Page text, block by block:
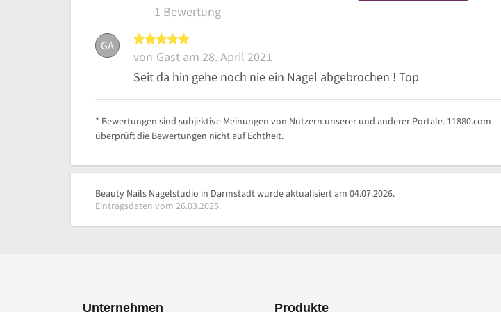
1 Bewertung
GA
von Gast am 28. April 2021
Seit da hin gehe noch nie ein Nagel abgebrochen ! Top
* Bewertungen sind subjektive Meinungen von Nutzern unserer und anderer Portale. 11880.com
überprüft die Bewertungen nicht auf Echtheit.
Beauty Nails Nagelstudio in Darmstadt wurde aktualisiert am 04.07.2026.
Eintragsdaten vom 26.03.2025.
Unternehmen Produkte